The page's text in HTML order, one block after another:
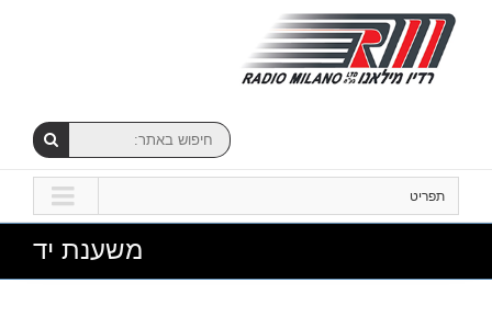
תפריט
משענת יד